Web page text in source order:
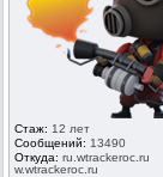
Стаж: 12 лет
Сообщений: 13490
Откуда: ru.wtrackeroc.ru
w.wtrackeroc .ru